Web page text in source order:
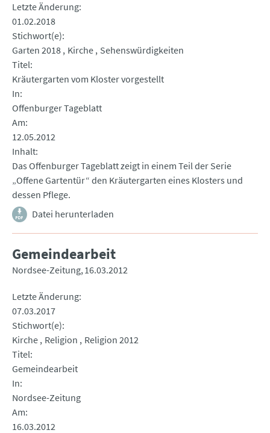
Letzte Änderung
01.02.2018
Stichwort(e)
Garten 2018 Kirche Sehenswürdigkeiten
Titel
Kräutergarten vom Kloster vorgestellt
In
Offenburger Tageblatt
Am
12.05.2012
Inhalt
Das Offenburger Tageblatt zeigt in einem Teil der Serie
„Offene Gartentür“ den Kräutergarten eines Klosters und
dessen Pflege.
Datei herunterladen
Gemeindearbeit
Nordsee-Zeitung 16.03.2012
Letzte Änderung
07.03.2017
Stichwort(e)
Kirche Religion
Religion 2012
Titel
Gemeindearbeit
In
Nordsee-Zeitung
Am
16.03.2012